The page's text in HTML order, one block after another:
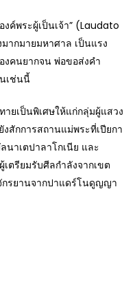
พระผู้เป็นเจ้า” (Laudato
ากมายมหาศาล เป็นแรง
งคนยากจน พ่อขอส่งคำ
เช่นนี้
เป็นพิเศษให้แก่กลุ่มผู้แสวง
สักการสถานแม่พระที่เปียกา
าเตปาลาโกเนีย และ
ตรียมรับศีลกำลังจากเขต
กรยานจากปาแดร์โนดูญญา